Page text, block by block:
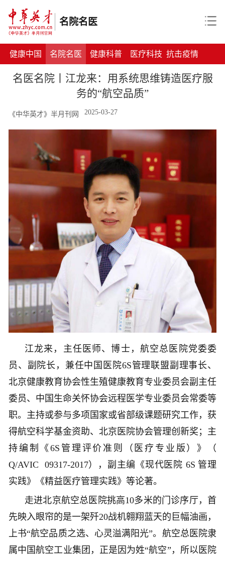
名院名医
健康中国 名院名医 健康科普 医疗科技 抗击疫情
名医名院丨江龙来：用系统思维铸造医疗服
务的“航空品质”
《中华英才》半月刊网 2025-03-27
江龙来，主任医师、博士，航空总医院党委委
员、副院长，兼任中国医院6S管理联盟副理事长、
北京健康教育协会性生殖健康教育专业委员会副主任
委员、中国生命关怀协会远程医学专业委员会常委等
职。主持或参与多项国家或省部级课题研究工作，获
得航空科学基金资助、北京医院协会管理创新奖；主
持编制《6S管理评价准则（医疗专业版）》（
Q/AVIC 09317-2017），副主编《现代医院 6S 管理
实践》《精益医疗管理实践》等论著。
走进北京航空总医院挑高10多米的门诊序厅，首
先映入眼帘的是一架歼20战机翱翔蓝天的巨幅油画，
上书“航空品质之选、心灵溢满阳光”。航空总医院隶
属中国航空工业集团，正是因为姓“航空”，所以医院